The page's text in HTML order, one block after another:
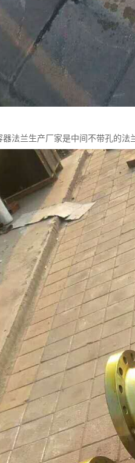
器法兰生产厂家是中间不带孔的法